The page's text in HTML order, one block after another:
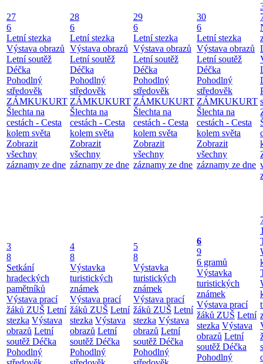
27
6
Letní stezka
Výstava obrazů
Letní soutěž
Déčka
Pohodlný
středověk
ZÁMKUKURT
Šlechta na
cestách - Cesta
kolem světa
Zobrazit
všechny
záznamy ze dne
28
6
Letní stezka
Výstava obrazů
Letní soutěž
Déčka
Pohodlný
středověk
ZÁMKUKURT
Šlechta na
cestách - Cesta
kolem světa
Zobrazit
všechny
záznamy ze dne
29
6
Letní stezka
Výstava obrazů
Letní soutěž
Déčka
Pohodlný
středověk
ZÁMKUKURT
Šlechta na
cestách - Cesta
kolem světa
Zobrazit
všechny
záznamy ze dne
30
6
Letní stezka
Výstava obrazů
Letní soutěž
Déčka
Pohodlný
středověk
ZÁMKUKURT
Šlechta na
cestách - Cesta
kolem světa
Zobrazit
všechny
záznamy ze dne
3
8
Setkání
hradeckých
pamětníků
Výstava prací
žáků ZUŠ Letní
stezka Výstava
obrazů Letní
soutěž Déčka
Pohodlný
4
8
Výstavka
turistických
známek
Výstava prací
žáků ZUŠ Letní
stezka Výstava
obrazů Letní
soutěž Déčka
Pohodlný
5
8
Výstavka
turistických
známek
Výstava prací
žáků ZUŠ Letní
stezka Výstava
obrazů Letní
soutěž Déčka
Pohodlný
6
9
6 gramů
Výstavka
turistických
známek
Výstava prací
žáků ZUŠ Letní
stezka Výstava
obrazů Letní
soutěž Déčka
Pohodlný